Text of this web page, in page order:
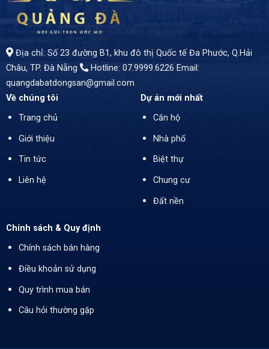
Địa chỉ: Số 23 đường B1, khu đô thị Quốc tế Đa Phước, Q.Hải
Châu, TP. Đà Nẵng
Hotline: 07.9999.6226 Email:
quangdabatdongsan@gmail.com
Về chúng tôi
Trang chủ
Giới thiệu
Tin tức
Liên hệ
Dự án mới nhất
Căn hộ
Nhà phố
Biệt thự
Chung cư
Đất nền
Chính sách & Quy định
Chính sách bán hàng
Điều khoản sử dụng
Quy trình mua bán
Câu hỏi thường gặp